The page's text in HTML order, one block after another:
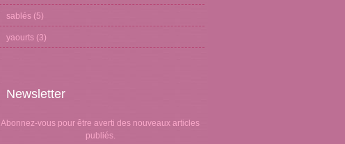
sablés (5)
yaourts (3)
Newsletter
Abonnez-vous pour être averti des nouveaux articles
publiés.